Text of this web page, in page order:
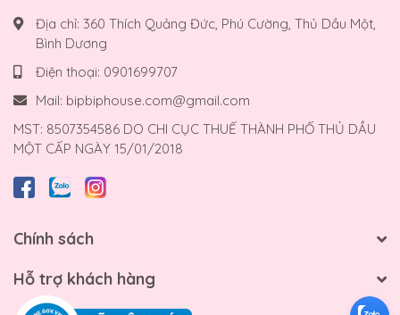
Địa chỉ: 360 Thích Quảng Đức, Phú Cường, Thủ Dầu Một,
Bình Dương
Điện thoại: 0901699707
Mail: bipbiphouse.com@gmail.com
MST: 8507354586 DO CHI CỤC THUẾ THÀNH PHỐ THỦ DẦU
MỘT CẤP NGÀY 15/01/2018
Chính sách
Hỗ trợ khách hàng